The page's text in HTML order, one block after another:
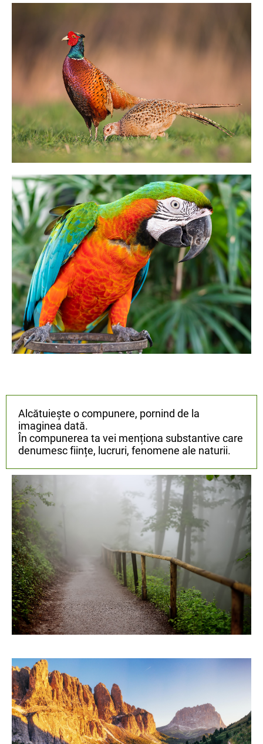
Alcătuiește o compunere, pornind de la
imaginea dată.
În compunerea ta vei menționa substantive care
denumesc ființe, lucruri, fenomene ale naturii.